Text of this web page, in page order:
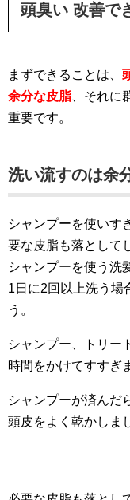
頭臭い 改善で
まずできることは、
余分な皮脂 、それに
重要です。
洗い流すのは余
シャンプーを使いす
要な皮脂も落として
シャンプーを使う洗
1日に2回以上洗う場
う。
シャンプー、トリー
時間をかけてすすぎ
シャンプーが済んだ
頭皮をよく乾かしま